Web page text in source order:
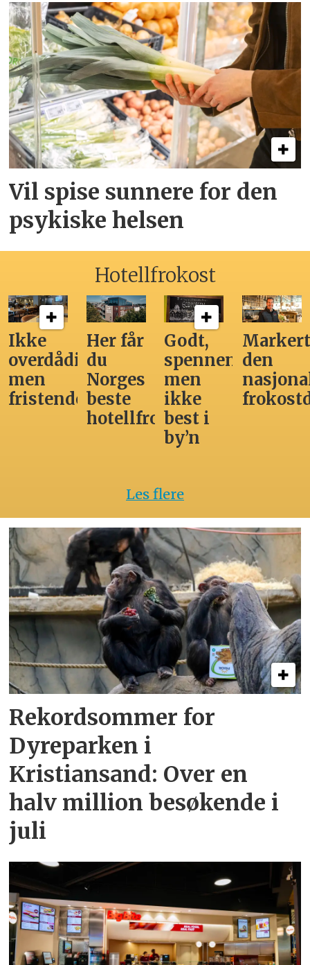
Vil spise sunnere for den
psykiske helsen
Hotellfrokost
Ikke
overdådig,
men
fristende
Her får
du
Norges
beste
hotellfrokost
Godt,
spennende,
men
ikke
best i
by’n
den
Les flere
Rekordsommer for
Dyreparken i
Kristiansand: Over en
halv million besøkende i
juli